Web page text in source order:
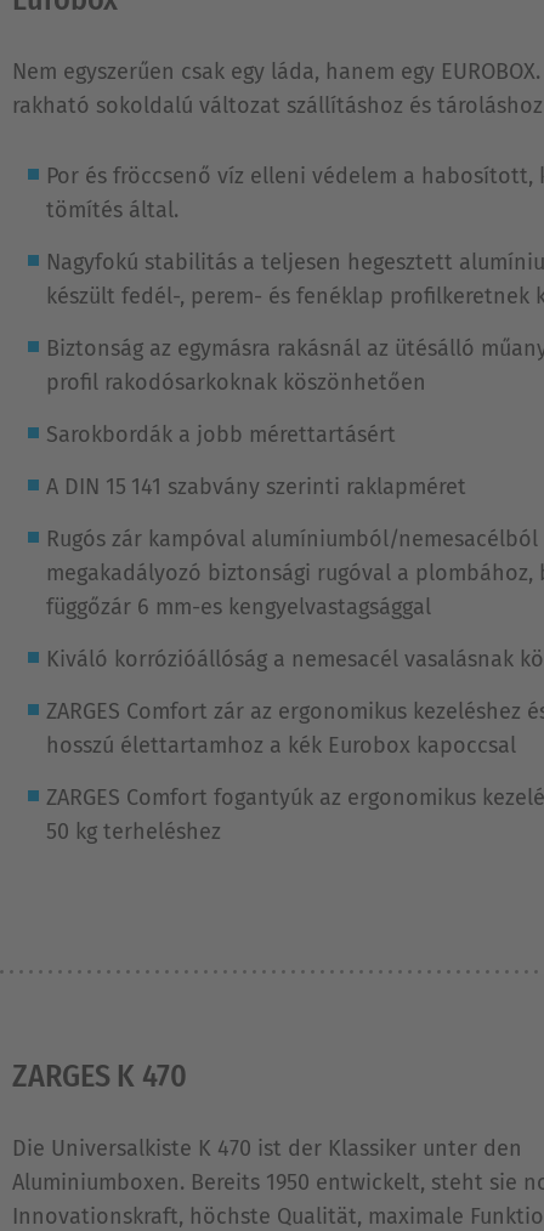
Nem egyszerűen csak egy láda, hanem egy
rakható sokoldalú változat szállításhoz és
Por és fröccsenő víz elleni védelem a habosított,
tömítés által.
Nagyfokú stabilitás a teljesen hegesztett
készült fedél-, perem- és fenéklap profilkeretnek
Biztonság az egymásra rakásnál az ütésálló
profil rakodósarkoknak köszönhetően
Sarokbordák a jobb mérettartásért
A DIN 15 141 szabvány szerinti raklapméret
Rugós zár kampóval alumíniumból/
megakadályozó biztonsági rugóval a plombához,
függőzár 6 mm-es kengyelvastagsággal
Kiváló korrózióállóság a nemesacél vasalásnak
ZARGES Comfort zár az ergonomikus kezeléshez
hosszú élettartamhoz a kék Eurobox kapoccsal
ZARGES Comfort fogantyúk az ergonomikus
50 kg terheléshez
ZARGES K 470
Die Universalkiste K 470 ist der Klassiker unter den
Aluminiumboxen. Bereits 1950 entwickelt, steht sie
Innovationskraft, höchste Qualität, maximale